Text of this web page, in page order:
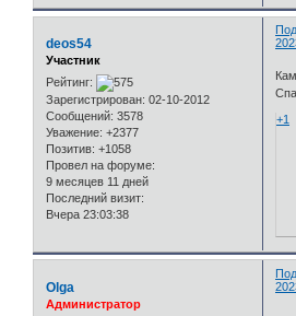
deos54
Участник
Рейтинг:
Зарегистрирован: 02-10-2012
Сообщений: 3578
Уважение: +2377
Позитив: +1058
Провел на форуме:
9 месяцев 11 дней
Последний визит:
Вчера 23:03:38
+1
Olga
Администратор